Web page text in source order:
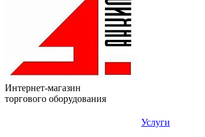
Интернет-магазин
торгового оборудования
Услуги